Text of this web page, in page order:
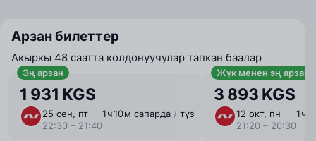
Арзан билеттер
Акыркы 48 саатта колдонуучулар тапкан баалар
Эң арзан
1 931 KGS
25 сен, пт
22:30 – 21:40
1 ⁠ч 10 ⁠м сапарда / түз
Жүк менен эң арзан
3 893 KGS
12 окт, пн
21:20 – 20:30
1 ⁠ч